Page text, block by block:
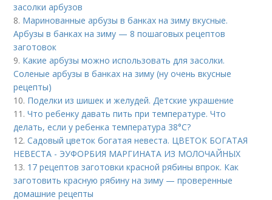
засолки арбузов
8. Маринованные арбузы в банках на зиму вкусные.
Арбузы в банках на зиму — 8 пошаговых рецептов
заготовок
9. Какие арбузы можно использовать для засолки.
Соленые арбузы в банках на зиму (ну очень вкусные
рецепты)
10. Поделки из шишек и желудей. Детские украшение
11.Что ребенку давать пить при температуре. Что
делать, если у ребенка температура 38°С?
12.Садовый цветок богатая невеста. ЦВЕТОК БОГАТАЯ
НЕВЕСТА - ЭУФОРБИЯ МАРГИНАТА ИЗ МОЛОЧАЙНЫХ
13. 17 рецептов заготовки красной рябины впрок. Как
заготовить красную рябину на зиму — проверенные
домашние рецепты